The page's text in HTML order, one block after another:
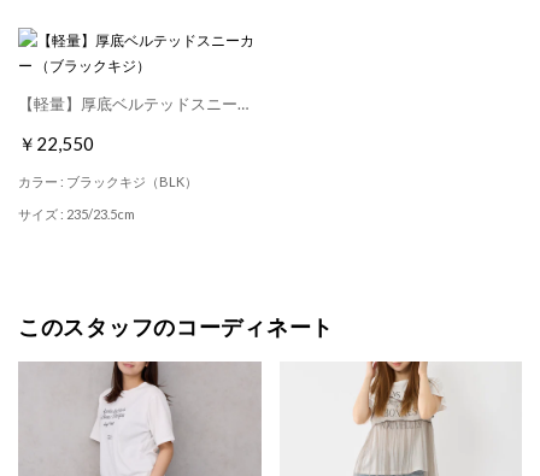
【軽量】厚底ベルテッドスニーカー （ブラックキジ）
￥22,550
カラー : ブラックキジ（BLK）
サイズ : 235/23.5cm
このスタッフのコーディネート